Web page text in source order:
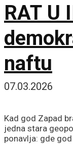
RAT U
naftu
07.03.2026
Kad god Zapad
jedna stara
ponavlja: gde